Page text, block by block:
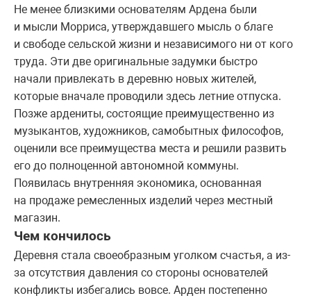
Не менее близкими основателям Ардена были
и мысли Морриса, утверждавшего мысль о благе
и свободе сельской жизни и независимого ни от кого
труда. Эти две оригинальные задумки быстро
начали привлекать в деревню новых жителей,
которые вначале проводили здесь летние отпуска.
Позже ардениты, состоящие преимущественно из
музыкантов, художников, самобытных философов,
оценили все преимущества места и решили развить
его до полноценной автономной коммуны.
Появилась внутренняя экономика, основанная
на продаже ремесленных изделий через местный
магазин.
Чем кончилось
Деревня стала своеобразным уголком счастья, а из-
за отсутствия давления со стороны основателей
конфликты избегались вовсе. Арден постепенно